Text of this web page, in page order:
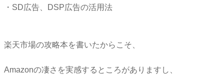
・SD広告、DSP広告の活用法
楽天市場の攻略本を書いたからこそ、
Amazonの凄さを実感するところがありますし、